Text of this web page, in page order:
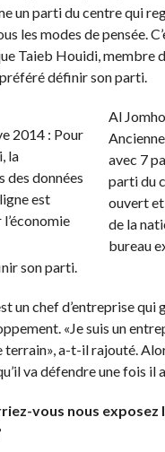
un parti du centre qui
les modes de pensée.
Taieb Houidi,
définir son parti.
Al
avec 7
parti du
ouvert et
de la
bureau
son parti.
un chef d’entreprise qui
«Je suis un
terrain», a-t-il rajouté.
va défendre une fois il
vous nous exposez